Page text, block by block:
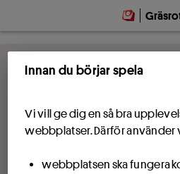
Innan du börjar spela
Vi vill ge dig en så bra
webbplatser. Därför använder
webbplatsen ska fungera